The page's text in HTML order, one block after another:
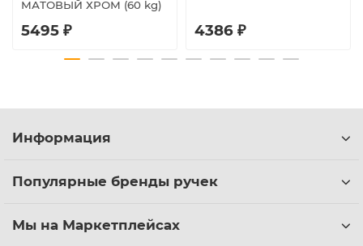
МАТОВЫЙ ХРОМ (60 kg)
5495 ₽ 4386 ₽
Информация
Популярные бренды ручек
Мы на Маркетплейсах